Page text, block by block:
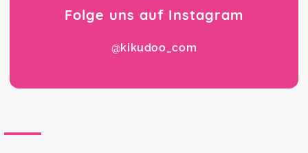
Folge uns auf Instagram
@kikudoo_com